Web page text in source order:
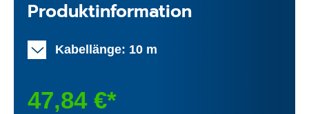
Produktinformation
Kabellänge: 10 m
47,84 €*